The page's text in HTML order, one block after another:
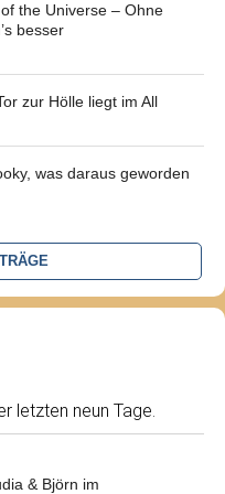
the Universe – Ohne
besser
zur Hölle liegt im All
was daraus geworden
letzten neun Tage.
& Björn im